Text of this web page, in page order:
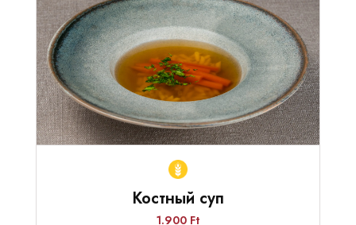
Костный суп
1.900 Ft